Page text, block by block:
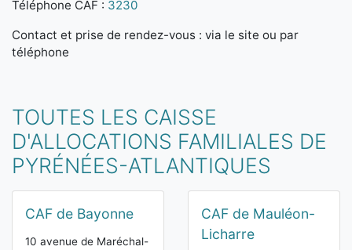
Téléphone CAF : 3230
Contact et prise de rendez-vous : via le site ou par
téléphone
TOUTES LES CAISSE
D'ALLOCATIONS FAMILIALES DE
PYRÉNÉES-ATLANTIQUES
CAF de Bayonne
10 avenue de Maréchal-
CAF de Mauléon-
Licharre